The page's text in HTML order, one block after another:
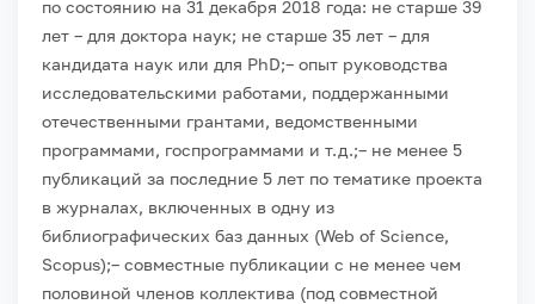
по состоянию на 31 декабря 2018 года: не старше 39
лет – для доктора наук; не старше 35 лет – для
кандидата наук или для PhD;– опыт руководства
исследовательскими работами, поддержанными
отечественными грантами, ведомственными
программами, госпрограммами и т.д.;– не менее 5
публикаций за последние 5 лет по тематике проекта
в журналах, включенных в одну из
библиографических баз данных (Web of Science,
Scopus);– совместные публикации с не менее чем
половиной членов коллектива (под совместной